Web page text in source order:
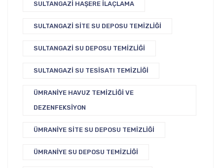
SULTANGAZI HAŞERE İLAÇLAMA
SULTANGAZI SITE SU DEPOSU TEMIZLIĞI
SULTANGAZI SU DEPOSU TEMIZLIĞI
SULTANGAZI SU TESISATI TEMIZLIĞI
ÜMRANIYE HAVUZ TEMIZLIĞI VE
DEZENFEKSIYON
ÜMRANIYE SITE SU DEPOSU TEMIZLIĞI
ÜMRANIYE SU DEPOSU TEMIZLIĞI